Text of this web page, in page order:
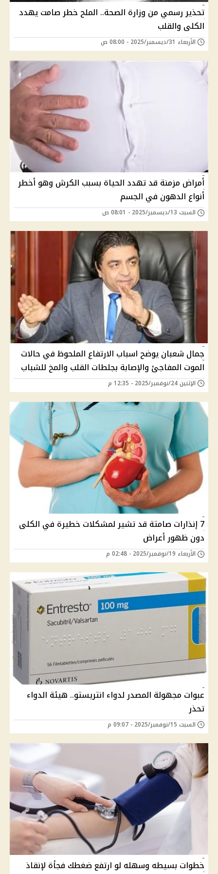
تحذير رسمي من وزارة الصحة.. الملح خطر صامت يهدد
الكلى والقلب
الأربعاء 31/ديسمبر/2025 - 08:00 ص
أمراض مزمنة قد تهدد الحياة بسبب الكرش وهو أخطر
أنواع الدهون في الجسم
السبت 13/ديسمبر/2025 - 08:01 ص
جمال شعبان يوضح اسباب الارتفاع الملحوظ في حالات
الموت المفاجئ والإصابة بجلطات القلب والمخ للشباب
الإثنين 24/نوفمبر/2025 - 12:35 م
7 إنذارات صامتة قد تشير لمشكلات خطيرة في الكلى
دون ظهور أعراض
الأربعاء 19/نوفمبر/2025 - 02:48 م
عبوات مجهولة المصدر لدواء انتريستو.. هيئة الدواء
تحذر
السبت 15/نوفمبر/2025 - 09:07 م
خطوات بسيطه وسهله لو ارتفع ضغطك فجأة لإنقاذ